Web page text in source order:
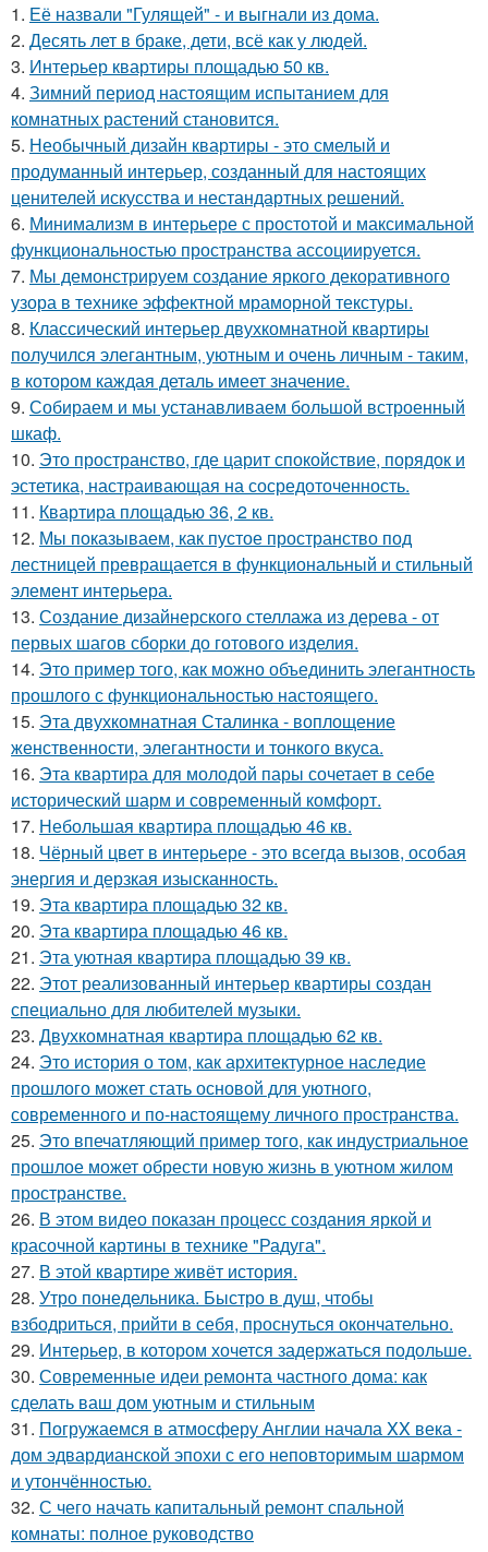
1. Её назвали "Гулящей" - и выгнали из дома.
2. Десять лет в браке, дети, всё как у людей.
3. Интерьер квартиры площадью 50 кв.
4. Зимний период настоящим испытанием для
комнатных растений становится.
5. Необычный дизайн квартиры - это смелый и
продуманный интерьер, созданный для настоящих
ценителей искусства и нестандартных решений.
6. Минимализм в интерьере с простотой и максимальной
функциональностью пространства ассоциируется.
7. Мы демонстрируем создание яркого декоративного
узора в технике эффектной мраморной текстуры.
8. Классический интерьер двухкомнатной квартиры
получился элегантным, уютным и очень личным - таким,
в котором каждая деталь имеет значение.
9. Собираем и мы устанавливаем большой встроенный
шкаф.
10. Это пространство, где царит спокойствие, порядок и
эстетика, настраивающая на сосредоточенность.
11. Квартира площадью 36, 2 кв.
12. Мы показываем, как пустое пространство под
лестницей превращается в функциональный и стильный
элемент интерьера.
13. Создание дизайнерского стеллажа из дерева - от
первых шагов сборки до готового изделия.
14. Это пример того, как можно объединить элегантность
прошлого с функциональностью настоящего.
15. Эта двухкомнатная Сталинка - воплощение
женственности, элегантности и тонкого вкуса.
16. Эта квартира для молодой пары сочетает в себе
исторический шарм и современный комфорт.
17. Небольшая квартира площадью 46 кв.
18. Чёрный цвет в интерьере - это всегда вызов, особая
энергия и дерзкая изысканность.
19. Эта квартира площадью 32 кв.
20. Эта квартира площадью 46 кв.
21. Эта уютная квартира площадью 39 кв.
22. Этот реализованный интерьер квартиры создан
специально для любителей музыки.
23. Двухкомнатная квартира площадью 62 кв.
24. Это история о том, как архитектурное наследие
прошлого может стать основой для уютного,
современного и по-настоящему личного пространства.
25. Это впечатляющий пример того, как индустриальное
прошлое может обрести новую жизнь в уютном жилом
пространстве.
26. В этом видео показан процесс создания яркой и
красочной картины в технике "Радуга".
27. В этой квартире живёт история.
28. Утро понедельника. Быстро в душ, чтобы
взбодриться, прийти в себя, проснуться окончательно.
29. Интерьер, в котором хочется задержаться подольше.
30. Современные идеи ремонта частного дома: как
сделать ваш дом уютным и стильным
31. Погружаемся в атмосферу Англии начала XX века -
дом эдвардианской эпохи с его неповторимым шармом
и утончённостью.
32. С чего начать капитальный ремонт спальной
комнаты: полное руководство